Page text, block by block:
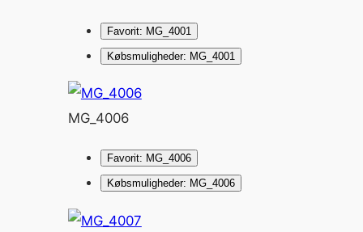
Favorit: MG_4001
Købsmuligheder: MG_4001
MG_4006
Favorit: MG_4006
Købsmuligheder: MG_4006